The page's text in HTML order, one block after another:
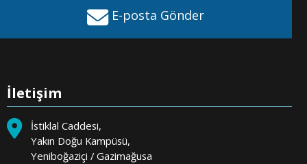
E-posta Gönder
İletişim
İstiklal Caddesi,
Yakın Doğu Kampüsü,
Yeniboğaziçi / Gazimağusa